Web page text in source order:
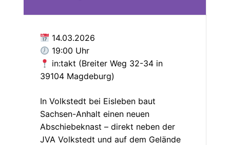
14.03.2026
19:00 Uhr
in:takt (Breiter Weg 32-34 in
39104 Magdeburg)
In Volkstedt bei Eisleben baut
Sachsen-Anhalt einen neuen
Abschiebeknast – direkt neben der
JVA Volkstedt und auf dem Gelände